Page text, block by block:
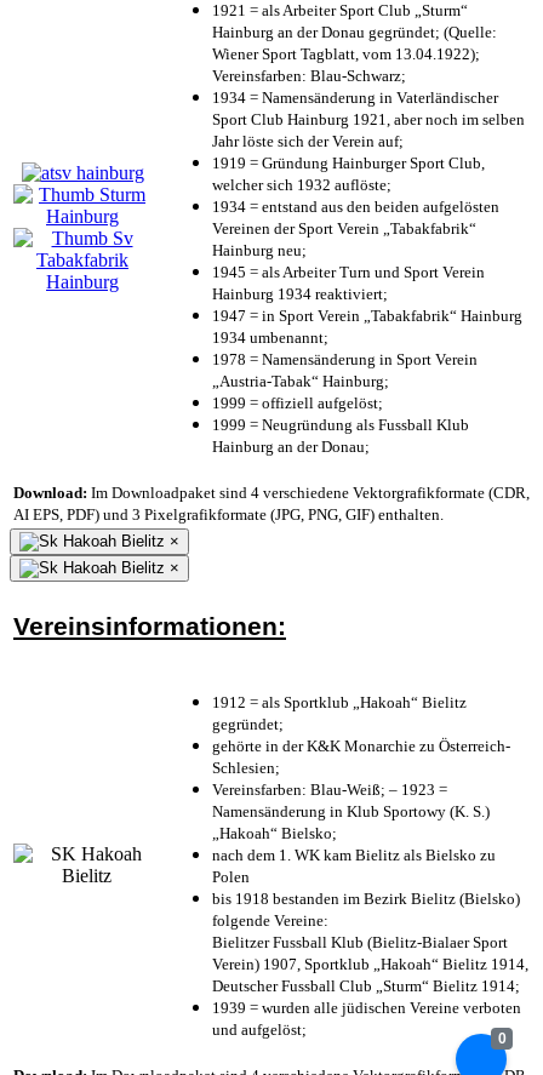
0
1921 = als Arbeiter Sport Club „Sturm“
Hainburg an der Donau gegründet; (Quelle:
Wiener Sport Tagblatt, vom 13.04.1922);
Vereinsfarben: Blau-Schwarz;
1934 = Namensänderung in Vaterländischer
Sport Club Hainburg 1921, aber noch im selben
Jahr löste sich der Verein auf;
1919 = Gründung Hainburger Sport Club,
welcher sich 1932 auflöste;
1934 = entstand aus den beiden aufgelösten
Vereinen der Sport Verein „Tabakfabrik“
Hainburg neu;
1945 = als Arbeiter Turn und Sport Verein
Hainburg 1934 reaktiviert;
1947 = in Sport Verein „Tabakfabrik“ Hainburg
1934 umbenannt;
1978 = Namensänderung in Sport Verein
„Austria-Tabak“ Hainburg;
1999 = offiziell aufgelöst;
1999 = Neugründung als Fussball Klub
Hainburg an der Donau;
Download: Im Downloadpaket sind 4 verschiedene Vektorgrafikformate (CDR,
AI EPS, PDF) und 3 Pixelgrafikformate (JPG, PNG, GIF) enthalten.
×
×
Vereinsinformationen:
1912 = als Sportklub „Hakoah“ Bielitz
gegründet;
gehörte in der K&K Monarchie zu Österreich-
Schlesien;
Vereinsfarben: Blau-Weiß; – 1923 =
Namensänderung in Klub Sportowy (K. S.)
„Hakoah“ Bielsko;
nach dem 1. WK kam Bielitz als Bielsko zu
Polen
bis 1918 bestanden im Bezirk Bielitz (Bielsko)
folgende Vereine:
Bielitzer Fussball Klub (Bielitz-Bialaer Sport
Verein) 1907, Sportklub „Hakoah“ Bielitz 1914,
Deutscher Fussball Club „Sturm“ Bielitz 1914;
1939 = wurden alle jüdischen Vereine verboten
und aufgelöst;